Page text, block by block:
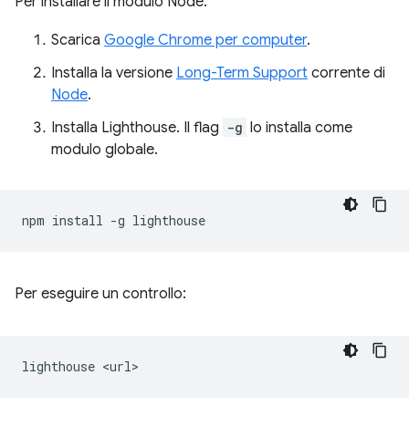
Scarica Google Chrome per computer.
Installa la versione Long-Term Support corrente di
Node.
Installa Lighthouse. Il flag -g lo installa come
modulo globale.
npm install -g
Per eseguire un controllo:
lighthouse